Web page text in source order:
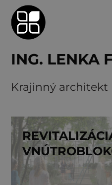
ING. LENKA
Krajinný architekt